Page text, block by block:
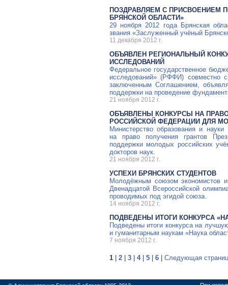
ПОЗДРАВЛЯЕМ С ПРИСВОЕНИЕМ
БРЯНСКОЙ ОБЛАСТИ»
29 ноября 2012 года Брянская
звания «Заслуженный учёный
11 декабря 2012 г.
ОБЪЯВЛЕН РЕГИОНАЛЬНЫЙ
ИССЛЕДОВАНИЙ
Федеральное государственное
исследований» (РФФИ) совместно
заключенным Соглашением,
поддержки на проведение
21 ноября 2012 г.
ОБЪЯВЛЕНЫ КОНКУРСЫ НА
РОССИЙСКОЙ ФЕДЕРАЦИИ ДЛЯ
Министерство образования и
на право получения грантов
поддержки молодых российских
докторов наук.
21 ноября 2012 г.
УСПЕХИ БРЯНСКИХ СТУДЕНТОВ
Молодёжным союзом экономистов
Двенадцатой Всероссийской
проводимых под эгидой союза.
14 ноября 2012 г.
ПОДВЕДЕНЫ ИТОГИ КОНКУРСА
Подведены итоги конкурса на
и гуманитарным наукам «Наука
7 ноября 2012 г.
1 2 3 4| 5 6 Следующая